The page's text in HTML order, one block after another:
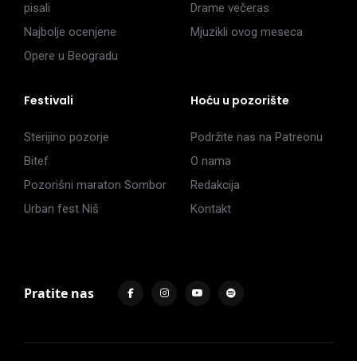
pisali
Najbolje ocenjene
Opere u Beogradu
Drame večeras
Mjuzikli ovog meseca
Festivali
Sterijino pozorje
Bitef
Pozorišni maraton Sombor
Urban fest Niš
Hoću u pozorište
Podržite nas na Patreonu
O nama
Redakcija
Kontakt
Pratite nas